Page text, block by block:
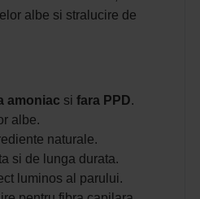
albe si stralucire de
amoniac si fara PPD.
albe.
naturale.
si de lunga durata.
luminos al parului.